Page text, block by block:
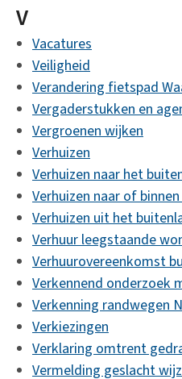
V
Vacatures
Veiligheid
Verandering fietspad
Vergaderstukken en
Vergroenen wijken
Verhuizen
Verhuizen naar het
Verhuizen naar of
Verhuizen uit het
Verhuur leegstaande
Verhuurovereenkomst
Verkennend onderzoek
Verkenning randwegen
Verkiezingen
Verklaring omtrent
Vermelding geslacht